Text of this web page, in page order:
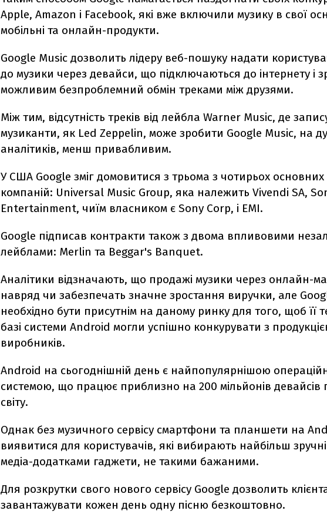
Apple, Amazon і Facebook, які вже включили музику в свої
мобільні та онлайн-продукти.
Google Music дозволить лідеру веб-пошуку надати
до музики через девайси, що підключаються до інтернету і
можливим безпроблемний обмін треками між друзями.
Між тим, відсутність треків від лейбла Warner Music, де
музиканти, як Led Zeppelin, може зробити Google Music, на
аналітиків, менш привабливим.
У США Google зміг домовитися з трьома з чотирьох
компаній: Universal Music Group, яка належить Vivendi SA,
Entertainment, чиїм власником є ​​Sony Corp, і EMI.
Google підписав контракти також з двома впливовими
лейблами: Merlin та Beggar's Banquet.
Аналітики відзначають, що продажі музики через онлайн-
навряд чи забезпечать значне зростання виручки, але
необхідно бути присутнім на даному ринку для того, щоб її
базі системи Android могли успішно конкурувати з
виробників.
Android на сьогоднішній день є найпопулярнішою
системою, що працює приблизно на 200 мільйонів девайсів
світу.
Однак без музичного сервісу смартфони та планшети на
виявитися для користувачів, які вибирають найбільш зручні
медіа-додатками гаджети, не такими бажаними.
Для розкрутки свого нового сервісу Google дозволить
завантажувати кожен день одну пісню безкоштовно.